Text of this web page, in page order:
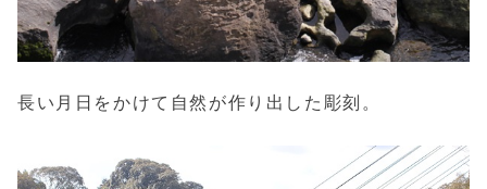
長い月日をかけて自然が作り出した彫刻。